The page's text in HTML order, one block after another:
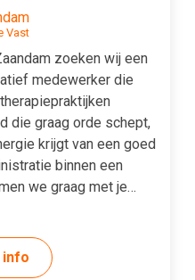
Vast
zoeken wij een
medewerker die
die graag orde schept,
krijgt van een goed
binnen een
we graag met je…
info